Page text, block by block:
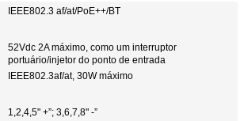
IEEE802.3 af/at/PoE++/BT
52Vdc 2A máximo, como um interruptor
portuário/injetor do ponto de entrada
IEEE802.3af/at, 30W máximo
1,2,4,5" +”; 3,6,7,8" -”